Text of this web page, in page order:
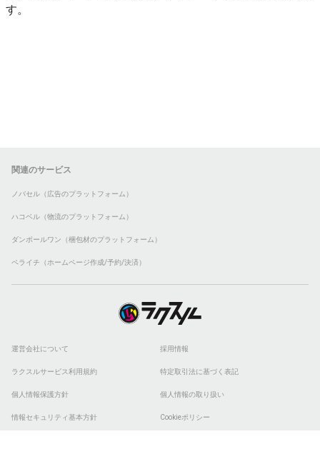
す。
関連のサービス
ノバセル（広告のプラットフォーム）
ハコベル（物流のプラットフォーム）
ダンボールワン（梱包材のプラットフォーム）
ペライチ（ホームページ作成/予約/決済）
運営会社について 採用情報
ラクスルサービス利用規約 特定取引法に基づく表記
個人情報保護方針 個人情報の取り扱い
情報セキュリティ基本方針 Cookieポリシー